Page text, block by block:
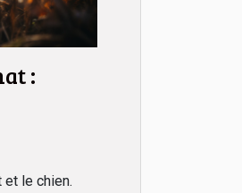
:
le chien.